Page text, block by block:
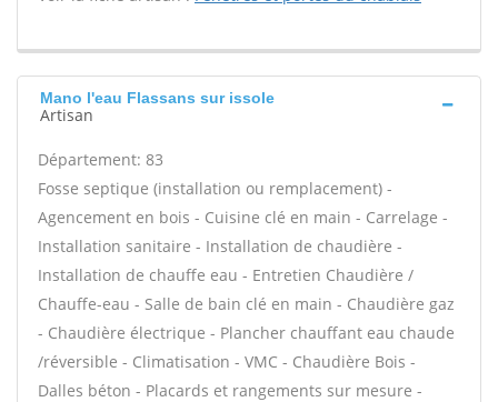
Mano l'eau Flassans sur issole
Artisan
Département: 83
Fosse septique (installation ou remplacement) -
Agencement en bois - Cuisine clé en main - Carrelage -
Installation sanitaire - Installation de chaudière -
Installation de chauffe eau - Entretien Chaudière /
Chauffe-eau - Salle de bain clé en main - Chaudière gaz
- Chaudière électrique - Plancher chauffant eau chaude
/réversible - Climatisation - VMC - Chaudière Bois -
Dalles béton - Placards et rangements sur mesure -